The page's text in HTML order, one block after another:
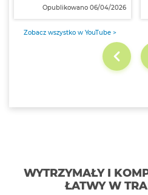
Opublikowano 06/04/2026
Zobacz wszystko w YouTube >
WYTRZYMAŁY I
ŁATWY W